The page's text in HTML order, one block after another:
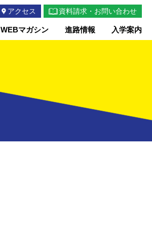
WEBマガシン 進路情報 入学案内
アクセス 資料請求・お問い合わせ